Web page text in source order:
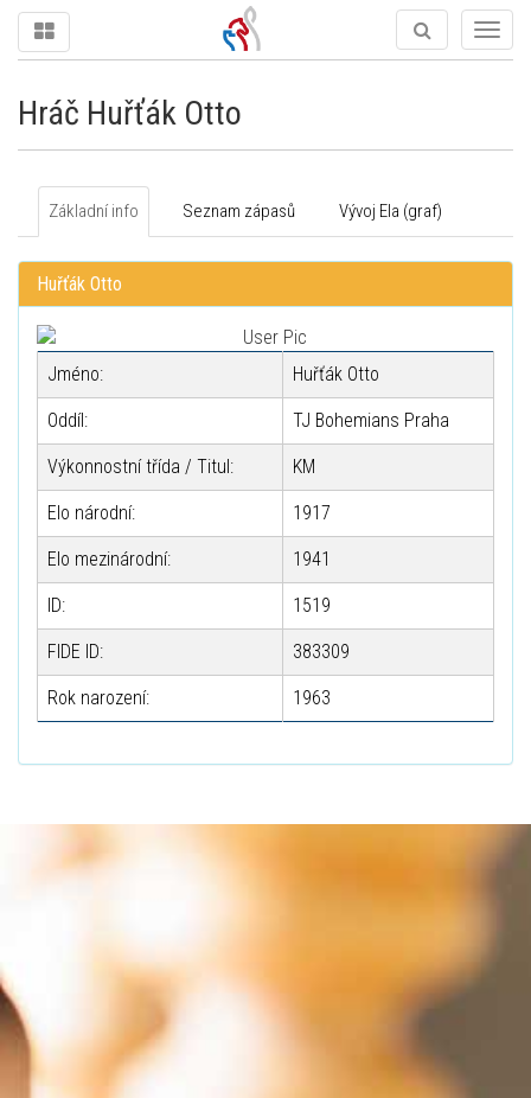
Hráč Huřťák Otto
Základní info Seznam zápasů Vývoj Ela (graf)
Huřťák Otto
Jméno: Huřťák Otto
Oddíl: TJ Bohemians Praha
Výkonnostní třída / Titul: KM
Elo národní: 1917
Elo mezinárodní: 1941
ID: 1519
FIDE ID: 383309
Rok narození: 1963